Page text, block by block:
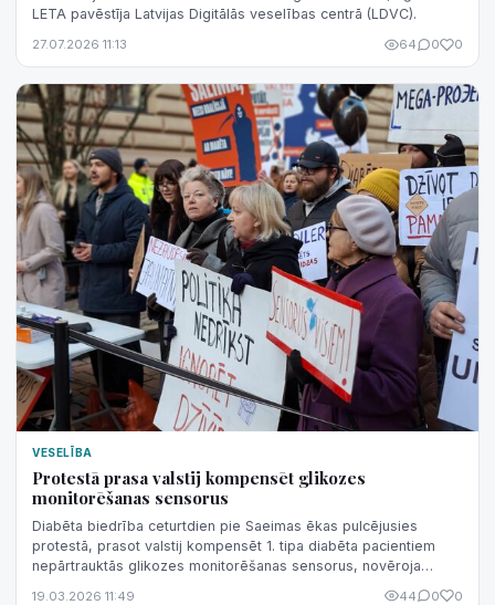
LETA pavēstīja Latvijas Digitālās veselības centrā (LDVC).
27.07.2026 11:13 64 0 0
VESELĪBA
Protestā prasa valstij kompensēt glikozes
monitorēšanas sensorus
Diabēta biedrība ceturtdien pie Saeimas ēkas pulcējusies
protestā, prasot valstij kompensēt 1. tipa diabēta pacientiem
nepārtrauktās glikozes monitorēšanas sensorus, novēroja
19.03.2026 11:49 44 0 0